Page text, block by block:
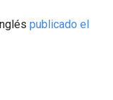
publicado el